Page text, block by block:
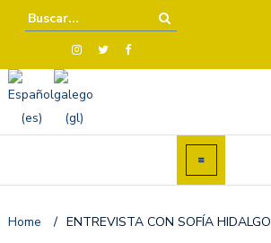
Home / ENTREVISTA CON SOFÍA HIDALGO